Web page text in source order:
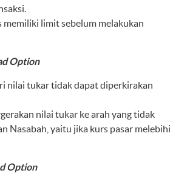
memiliki limit sebelum melakukan
Option
nilai tukar tidak dapat diperkirakan
nilai tukar ke arah yang tidak
Nasabah, yaitu jika kurs pasar melebihi
Option